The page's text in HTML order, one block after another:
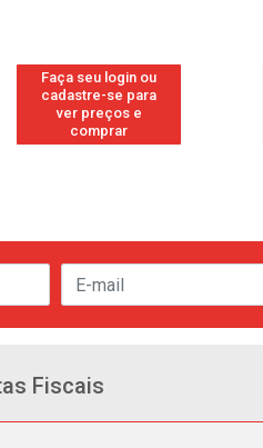
Faça seu login ou
cadastre-se para
ver preços e
comprar
Fiscais